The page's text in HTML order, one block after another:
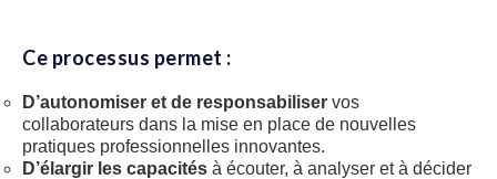
Ce processus permet :
D’autonomiser et de responsabiliser vos
collaborateurs dans la mise en place de nouvelles
pratiques professionnelles innovantes.
D’élargir les capacités à écouter, à analyser et à décider